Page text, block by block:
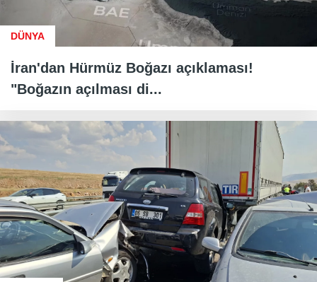
DÜNYA
İran'dan Hürmüz Boğazı açıklaması!
"Boğazın açılması di...